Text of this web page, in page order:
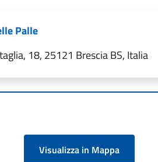
Palle
18, 25121 Brescia BS, Italia
Visualizza in Mappa